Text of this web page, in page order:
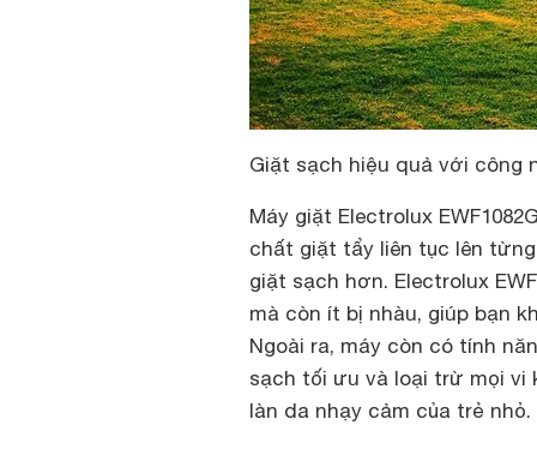
Giặt sạch hiệu quả với công
Máy giặt Electrolux
chất giặt tẩy liên tục lên
giặt sạch hơn. Electrolux
mà còn ít bị nhàu, giúp bạn
Ngoài ra, máy còn có tính
sạch tối ưu và loại trừ mọi vi
làn da nhạy cảm của trẻ nhỏ.